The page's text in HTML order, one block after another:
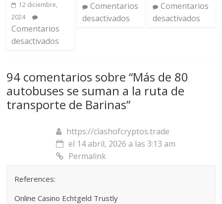
12 diciembre,
2024
Comentarios
desactivados
Comentarios
desactivados
Comentarios
desactivados
94 comentarios sobre “Más de 80
autobuses se suman a la ruta de
transporte de Barinas”
https://clashofcryptos.trade
el 14 abril, 2026 a las 3:13 am
Permalink
References:
Online Casino Echtgeld Trustly